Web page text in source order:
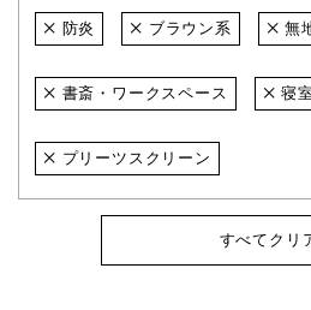
防炎 ブラウン系 無
書斎・ワークスペース 寝
プリーツスクリーン
すべてクリ